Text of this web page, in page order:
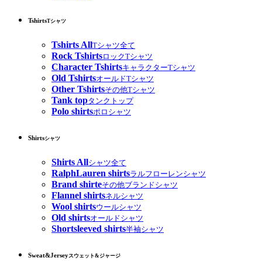
TshirtsTシャツ
Tshirts AllTシャツ全て
Rock TshirtsロックTシャツ
Character TshirtsキャラクターTシャツ
Old TshirtsオールドTシャツ
Other Tshirtsその他Tシャツ
Tank topタンクトップ
Polo shirtsポロシャツ
Shirtsシャツ
Shirts Allシャツ全て
RalphLauren shirtsラルフローレンシャツ
Brand shirteその他ブランドシャツ
Flannel shirtsネルシャツ
Wool shirtsウールシャツ
Old shirtsオールドシャツ
Shortsleeved shirts半袖シャツ
Sweat&Jerseyスウェット&ジャージ